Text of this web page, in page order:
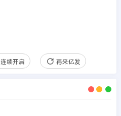
连续开启 再来亿发